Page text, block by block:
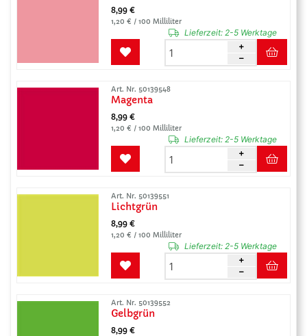
8,99 €
1,20 € / 100 Milliliter
Lieferzeit:2-5 Werktage
Art. Nr. 50139548
Magenta
8,99 €
1,20 € / 100 Milliliter
Lieferzeit:2-5 Werktage
Art. Nr. 50139551
Lichtgrün
8,99 €
1,20 € / 100 Milliliter
Lieferzeit:2-5 Werktage
Art. Nr. 50139552
Gelbgrün
8,99 €